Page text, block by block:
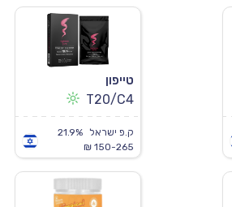
טייפון
T20/C4
ק.פ ישראל
21.9%
150-265 ₪